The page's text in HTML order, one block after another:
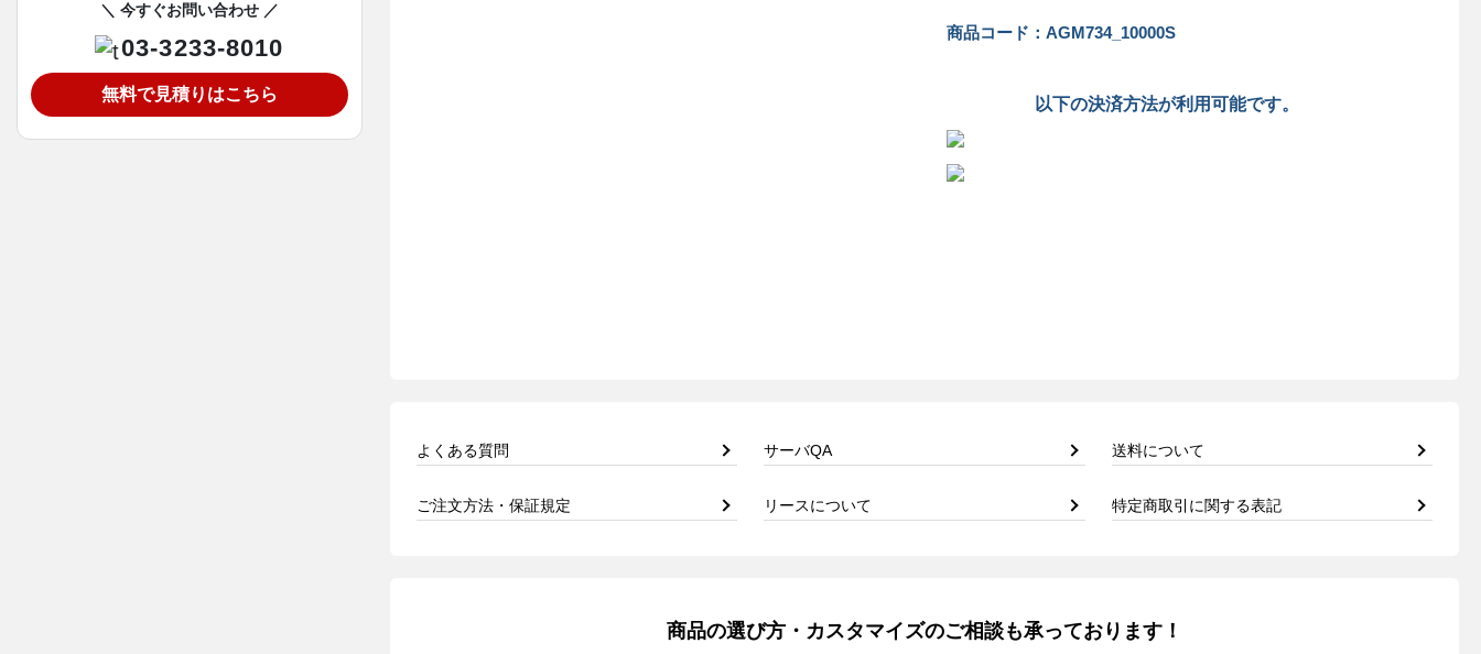
商品コード：AGM734_10000S
以下の決済方法が利用可能です。
よくある質問 サーバQA 送料について
ご注文方法・保証規定 リースについて 特定商取引に関する表記
商品の選び方・カスタマイズのご相談も承っております！
＼ 今すぐお問い合わせ ／
03-3233-8010
無料で見積りはこちら